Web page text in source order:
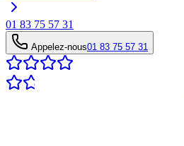
01 83 75 57 31
Appelez-nous01 83 75 57 31